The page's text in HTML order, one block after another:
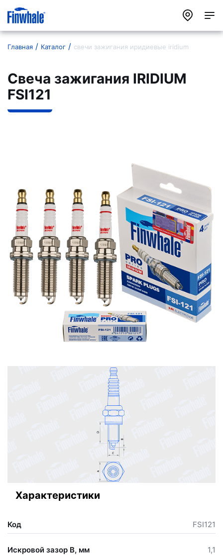
Главная Каталог свечи зажигания иридиевые iridium
Свеча зажигания IRIDIUM
FSI121
Характеристики
Код FSI121
Искровой зазор В, мм 1,1